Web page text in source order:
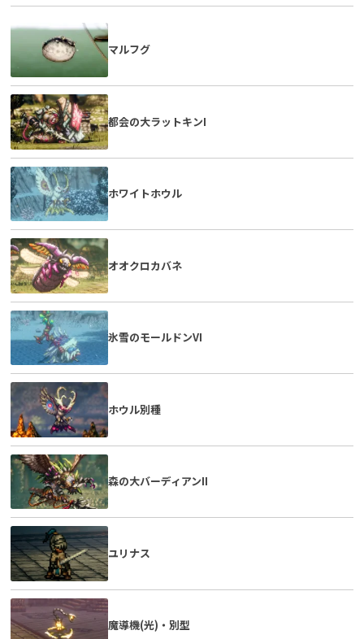
マルフグ
都会の大ラットキンI
ホワイトホウル
オオクロカバネ
氷雪のモールドンVI
ホウル別種
森の大バーディアンII
ユリナス
魔導機(光)・別型